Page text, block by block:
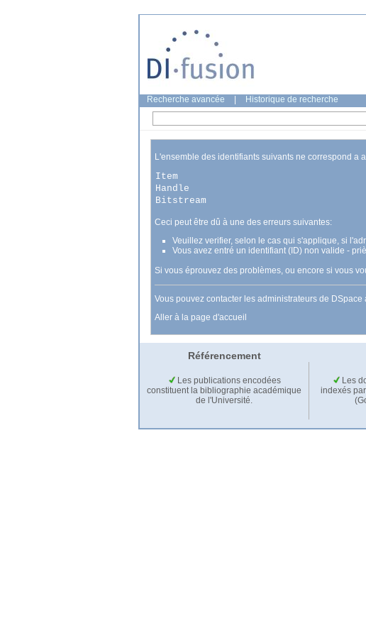
Recherche avancée Historique de recherche
L'ensemble des identifiants suivants ne correspond a
Item
Handle
Bitstream
Ceci peut être dû à une des erreurs suivantes:
Veuillez verifier, selon le cas qui s'applique, si
Vous avez entré un identifiant (ID) non valide -
Si vous éprouvez des problèmes, ou encore si vous
Vous pouvez contacter les administrateurs de DSpace
Aller à la page d'accueil
Référencement
Les publications encodées
constituent la bibliographie académique
de l'Université.
Les
indexés